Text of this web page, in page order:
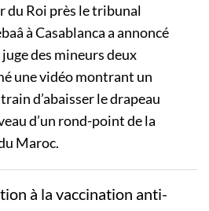
du Roi près le tribunal
à Casablanca a annoncé
des mineurs deux
une vidéo montrant un
d’abaisser le drapeau
d’un rond-point de la
Maroc.
à la vaccination anti-